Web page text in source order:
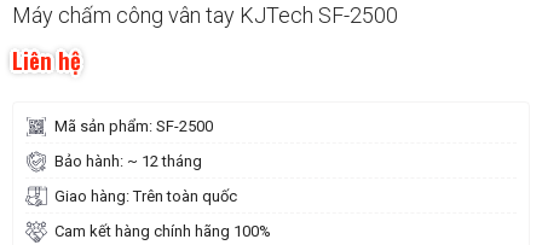
Máy chấm công vân tay KJTech SF-2500
Liên hệ
Mã sản phẩm: SF-2500
Bảo hành: ~ 12 tháng
Giao hàng: Trên toàn quốc
Cam kết hàng chính hãng 100%